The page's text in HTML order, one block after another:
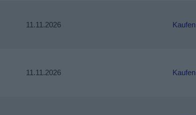
11.11.2026 Kaufen
11.11.2026 Kaufen